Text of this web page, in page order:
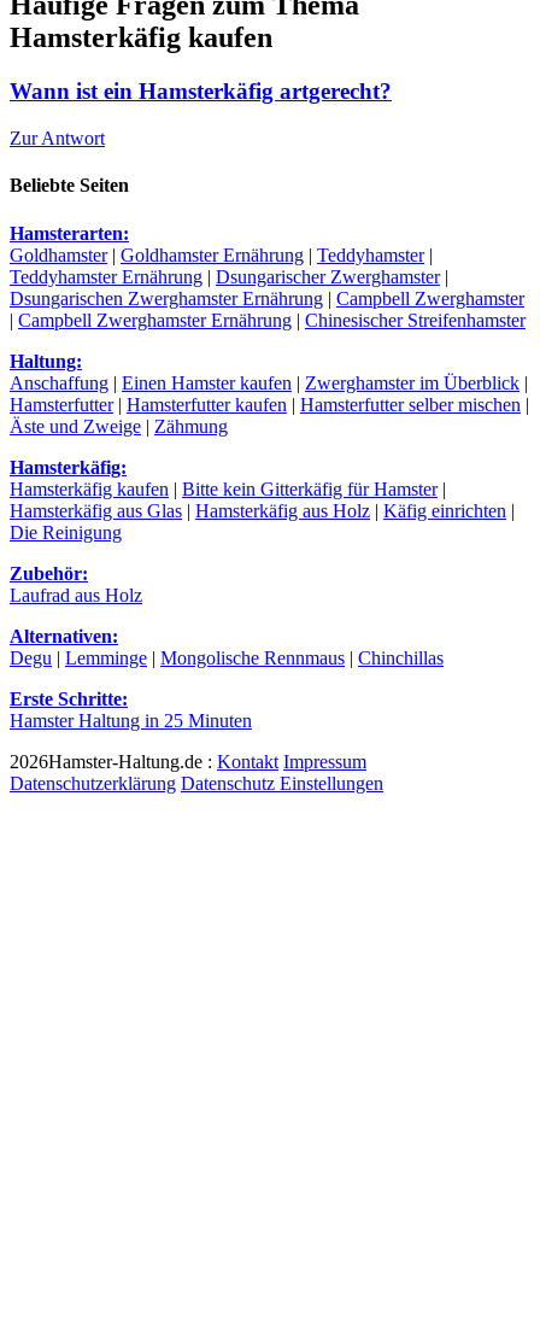
Hamsterkäfig kaufen
Wann ist ein Hamsterkäfig artgerecht?
Zur Antwort
Beliebte Seiten
Hamsterarten:
Goldhamster| Goldhamster Ernährung | Teddyhamster|
Teddyhamster Ernährung | Dsungarischer Zwerghamster|
Dsungarischen Zwerghamster Ernährung | Campbell Zwerghamster
| Campbell Zwerghamster Ernährung | Chinesischer Streifenhamster
Haltung:
Anschaffung | Einen Hamster kaufen | Zwerghamster im Überblick |
Hamsterfutter| Hamsterfutter kaufen | Hamsterfutter selber mischen |
Äste und Zweige | Zähmung
Hamsterkäfig:
Hamsterkäfig kaufen | Bitte kein Gitterkäfig für Hamster|
Hamsterkäfig aus Glas | Hamsterkäfig aus Holz | Käfig einrichten |
Die Reinigung
Zubehör:
Laufrad aus Holz
Alternativen:
Degu | Lemminge | Mongolische Rennmaus | Chinchillas
Erste Schritte:
Hamster Haltung in 25 Minuten
2026Hamster-Haltung.de : Kontakt Impressum
Datenschutzerklärung Datenschutz Einstellungen